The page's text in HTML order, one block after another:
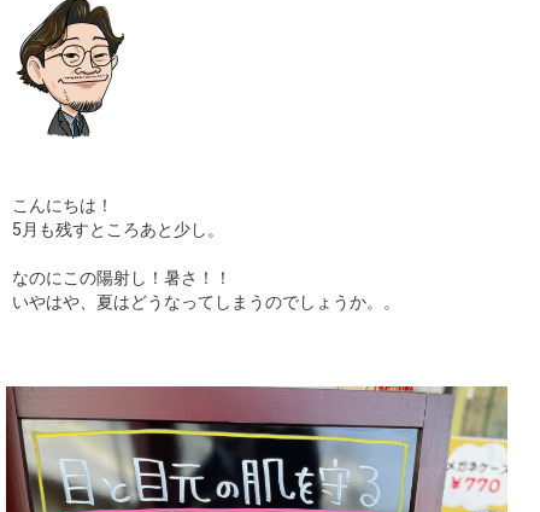
ブログ
採用
こんにちは！
5月も残すところあと少し。
なのにこの陽射し！暑さ！！
いやはや、夏はどうなってしまうのでしょうか。。